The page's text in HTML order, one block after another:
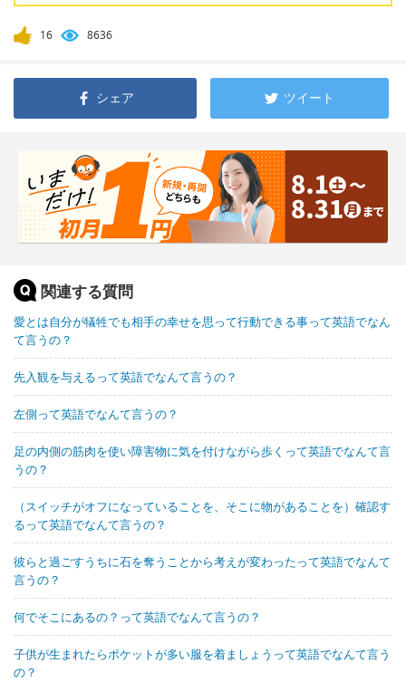
16 8636
シェア ツイート
関連する質問
愛とは自分が犠牲でも相手の幸せを思って行動できる事って英語でなん
て言うの？
先入観を与えるって英語でなんて言うの？
左側って英語でなんて言うの？
足の内側の筋肉を使い障害物に気を付けながら歩くって英語でなんて言
うの？
（スイッチがオフになっていることを、そこに物があることを）確認す
るって英語でなんて言うの？
彼らと過ごすうちに石を奪うことから考えが変わったって英語でなんて
言うの？
何でそこにあるの？って英語でなんて言うの？
子供が生まれたらポケットが多い服を着ましょうって英語でなんて言う
の？